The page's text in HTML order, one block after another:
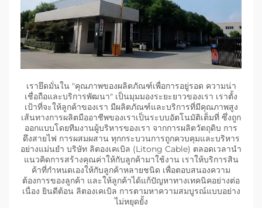
เรายึดมั่นใน "คุณภาพของผลิตภัณฑ์เพื่อการอยู่รอด ความน่า
เชื่อถือและบริการพัฒนา" เป็นมุมมองระยะยาวของเรา เราตั้ง
เป้าที่จะให้ลูกค้าของเรา มีผลิตภัณฑ์และบริการที่มีคุณภาพสูง
เส้นทางการผลิตมืออาชีพของเราเป็นระบบอัตโนมัติเต็มที่ ซึ่งถูก
ออกแบบโดยทีมงานผู้บริหารของเรา จากการผลิตวัตถุดิบ การ
ดึงสายไฟ การผสมผสาน ทุกกระบวนการถูกควบคุมและบริหาร
อย่างแม่นยํา บริษัท ลิตองเคเบิล (Litong Cable) ตลอดเวลานํา
แนวคิดการสร้างคุณค่าให้กับลูกค้ามาใช้งาน เราให้บริการสิน
ค้าที่กําหนดเองให้กับลูกค้าหลายชนิด เพื่อตอบสนองความ
ต้องการของลูกค้า และให้ลูกค้าได้แก้ปัญหาทางเทคนิคอย่างต่อ
เนื่อง ยินดีต้อน ลิตองเคเบิล การตามหาความสมบูรณ์แบบอย่าง
ไม่หยุดยั้ง